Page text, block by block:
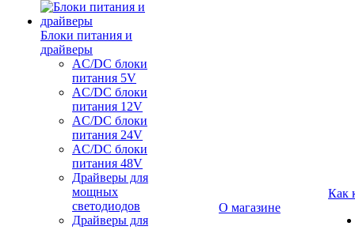
Блоки питания и
драйверы
AC/DC блоки
питания 5V
AC/DC блоки
питания 12V
AC/DC блоки
питания 24V
AC/DC блоки
питания 48V
Драйверы для
мощных
светодиодов
Драйверы для
О магазине
Как